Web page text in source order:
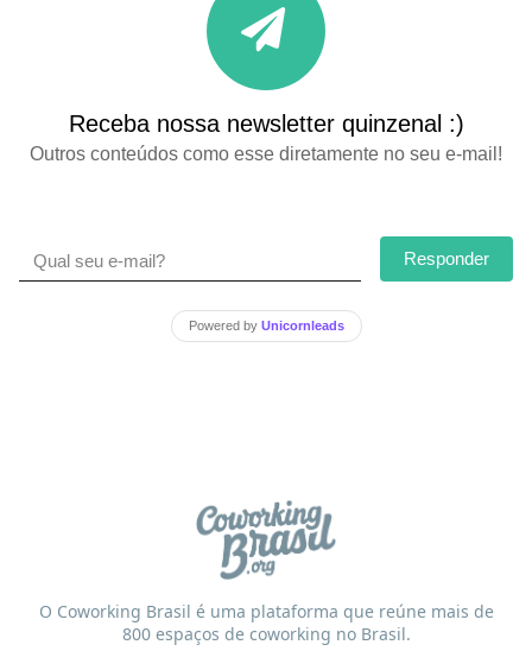
Receba nossa newsletter quinzenal :)
Outros conteúdos como esse diretamente no seu e-mail!
Responder
Powered by Unicornleads
O Coworking Brasil é uma plataforma que reúne mais de
800 espaços de coworking no Brasil.